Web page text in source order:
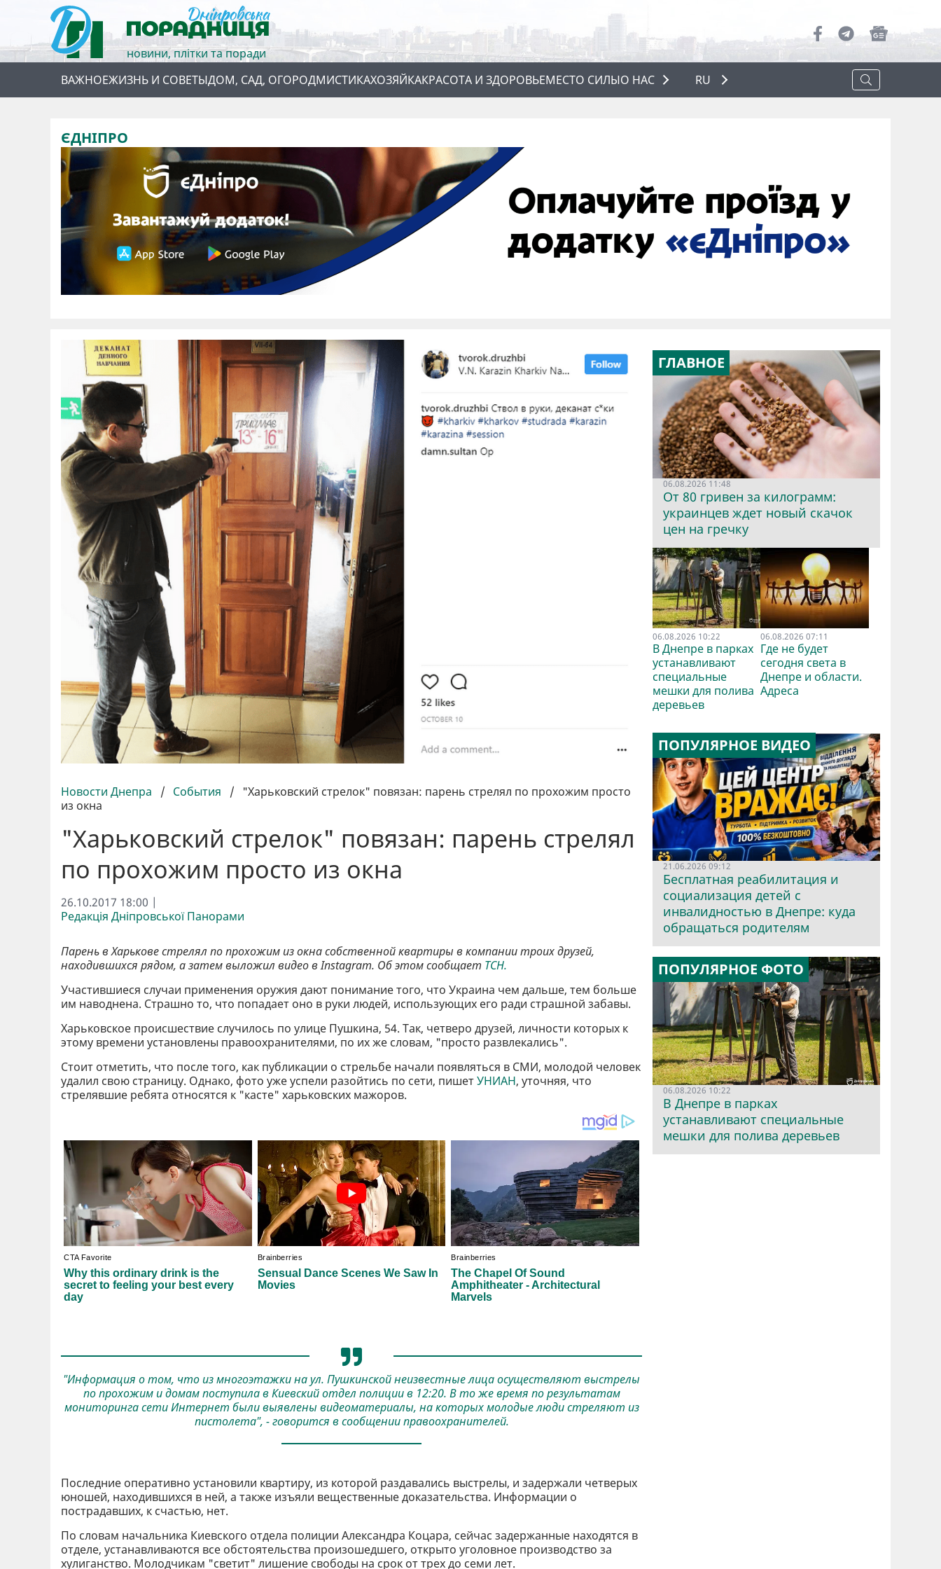
новини, плітки та поради
ВАЖНОЕЖИЗНЬ И СОВЕТЫДОМ, САД, ОГОРОДМИСТИКАХОЗЯЙКАКРАСОТА И ЗДОРОВЬЕМЕСТО СИЛЫО НАС
О НАС
RU
ЄДНІПРО
Новости Днепра / События /
"Харьковский стрелок" повязан: парень стрелял по прохожим просто
из окна
"Харьковский стрелок" повязан: парень стрелял
по прохожим просто из окна
26.10.2017 18:00 |
Редакція Дніпровської Панорами
Парень в Харькове стрелял по прохожим из окна собственной квартиры в компании троих друзей,
находившихся рядом, а затем выложил видео в Instagram. Об этом сообщает ТСН.
Участившиеся случаи применения оружия дают понимание того, что Украина чем дальше, тем больше
им наводнена. Страшно то, что попадает оно в руки людей, использующих его ради страшной забавы.
Харьковское происшествие случилось по улице Пушкина, 54. Так, четверо друзей, личности которых к
этому времени установлены правоохранителями, по их же словам, "просто развлекались".
Стоит отметить, что после того, как публикации о стрельбе начали появляться в СМИ, молодой человек
удалил свою страницу. Однако, фото уже успели разойтись по сети, пишетУНИАН, уточняя, что
стрелявшие ребята относятся к "касте" харьковских мажоров.
"Информация о том, что из многоэтажки на ул. Пушкинской неизвестные лица осуществляют выстрелы
по прохожим и домам поступила в Киевский отдел полиции в 12:20. В то же время по результатам
мониторинга сети Интернет были выявлены видеоматериалы, на которых молодые люди стреляют из
пистолета", - говорится в сообщении правоохранителей.
Последние оперативно установили квартиру, из которой раздавались выстрелы, и задержали четверых
юношей, находившихся в ней, а также изъяли вещественные доказательства. Информации о
пострадавших, к счастью, нет.
По словам начальника Киевского отдела полиции Александра Коцара, сейчас задержанные находятся в
отделе, устанавливаются все обстоятельства произошедшего, открыто уголовное производство за
хулиганство. Молодчикам "светит" лишение свободы на срок от трех до семи лет.
ГЛАВНОЕ
06.08.2026 11:48
От 80 гривен за килограмм:
украинцев ждет новый скачок
цен на гречку
06.08.2026 10:22
В Днепре в парках
устанавливают
специальные
мешки для полива
деревьев
06.08.2026 07:11
Где не будет
сегодня света в
Днепре и области.
Адреса
ПОПУЛЯРНОЕ ВИДЕО
21.06.2026 09:12
Бесплатная реабилитация и
социализация детей с
инвалидностью в Днепре: куда
обращаться родителям
ПОПУЛЯРНОЕ ФОТО
06.08.2026 10:22
В Днепре в парках
устанавливают специальные
мешки для полива деревьев